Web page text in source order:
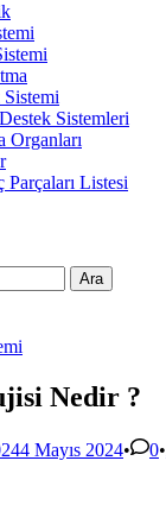
Sistemleri
Organları
Parçaları Listesi
Nedir ?
4 Mayıs 2024• 0•